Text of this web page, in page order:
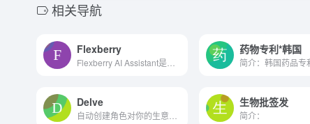
相关导航
Flexberry 药物专利*韩国
Delve 生物批签发
简介：